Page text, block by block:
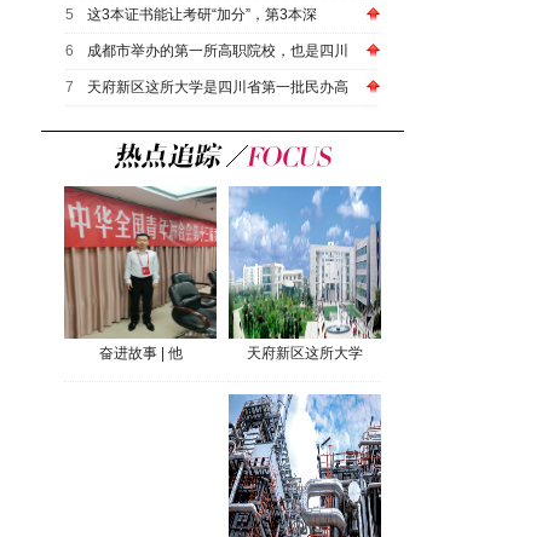
5 这3本证书能让考研“加分”，第3本深
6 成都市举办的第一所高职院校，也是四川
7 天府新区这所大学是四川省第一批民办高
奋进故事 | 他 天府新区这所大学